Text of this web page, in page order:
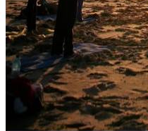
Vivere la pratica a pochi passi
accompagnare dal ritmo
subito a rallentare. Questo ritiro
60,00 €
Contatta l'organizzatore
Vila do Bispo, Portogallo